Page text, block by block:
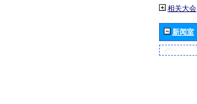
相关大会
新闻室